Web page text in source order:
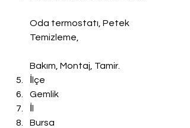
Oda termostatı, Petek
Temizleme,
Bakım, Montaj, Tamir.
İlçe
Gemlik
Bursa